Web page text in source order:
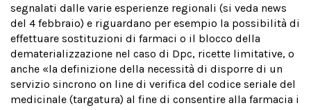
segnalati dalle varie esperienze regionali (si veda news
del 4 febbraio) e riguardano per esempio la possibilità di
effettuare sostituzioni di farmaci o il blocco della
dematerializzazione nel caso di Dpc, ricette limitative, o
anche «la definizione della necessità di disporre di un
servizio sincrono on line di verifica del codice seriale del
medicinale (targatura) al fine di consentire alla farmacia i